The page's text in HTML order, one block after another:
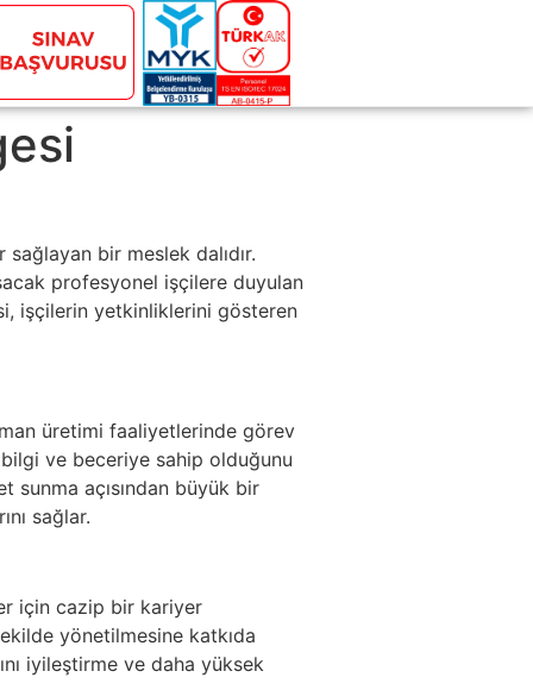
bir meslek dalıdır.
profesyonel işçilere duyulan
işçilerin yetkinliklerini gösteren
üretimi faaliyetlerinde görev
ve beceriye sahip olduğunu
sunma açısından büyük bir
sağlar.
için cazip bir kariyer
yönetilmesine katkıda
iyileştirme ve daha yüksek